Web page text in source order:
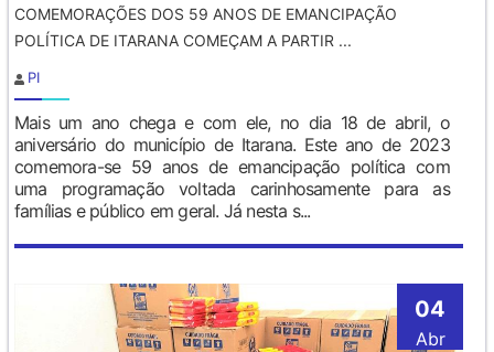
COMEMORAÇÕES DOS 59 ANOS DE EMANCIPAÇÃO
POLÍTICA DE ITARANA COMEÇAM A PARTIR ...
PI
Mais um ano chega e com ele, no dia 18 de abril, o
aniversário do município de Itarana. Este ano de 2023
comemora-se 59 anos de emancipação política com
uma programação voltada carinhosamente para as
famílias e público em geral. Já nesta s...
04
Abr